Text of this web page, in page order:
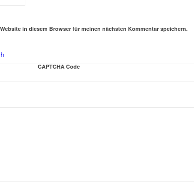
in diesem Browser für meinen nächsten Kommentar speichern.
CAPTCHA Code